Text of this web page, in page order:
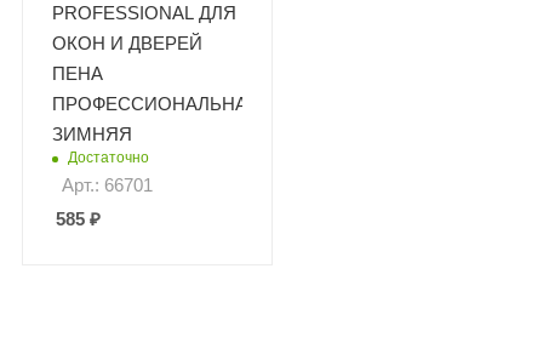
PROFESSIONAL ДЛЯ
ОКОН И ДВЕРЕЙ
ПЕНА
ПРОФЕССИОНАЛЬНАЯ
ЗИМНЯЯ
Достаточно
Арт.: 66701
585 ₽